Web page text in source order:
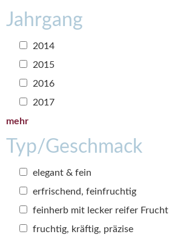
Jahrgang
2014
2015
2016
2017
mehr
Typ/Geschmack
elegant & fein
erfrischend, feinfruchtig
feinherb mit lecker reifer Frucht
fruchtig, kräftig, präzise